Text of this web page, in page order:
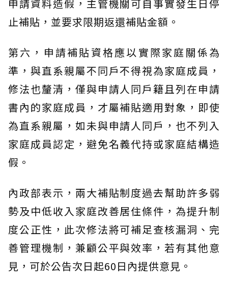
申請資料造假，主管機關可自事實發生日停
止補貼，並要求限期返還補貼金額。
第六，申請補貼資格應以實際家庭關係為
準，與直系親屬不同戶不得視為家庭成員，
修法也釐清，僅與申請人同戶籍且列在申請
書內的家庭成員，才屬補貼適用對象，即使
為直系親屬，如未與申請人同戶，也不列入
家庭成員認定，避免名義代持或家庭結構造
假。
內政部表示，兩大補貼制度過去幫助許多弱
勢及中低收入家庭改善居住條件，為提升制
度公正性，此次修法將可補足查核漏洞、完
善管理機制，兼顧公平與效率，若有其他意
見，可於公告次日起60日內提供意見。